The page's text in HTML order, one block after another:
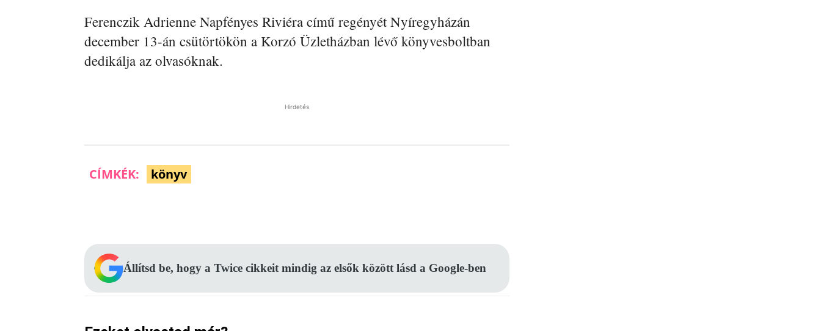
Ferenczik Adrienne Napfényes Riviéra című regényét Nyíregyházán
december 13-án csütörtökön a Korzó Üzletházban lévő könyvesboltban
dedikálja az olvasóknak.
Hirdetés
CÍMKÉK: könyv
Állítsd be, hogy a Twice cikkeit mindig az elsők között lásd a Google-ben